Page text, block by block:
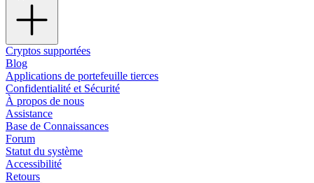
Cryptos supportées
Blog
Applications de portefeuille tierces
Confidentialité et Sécurité
À propos de nous
Assistance
Base de Connaissances
Forum
Statut du système
Accessibilité
Retours